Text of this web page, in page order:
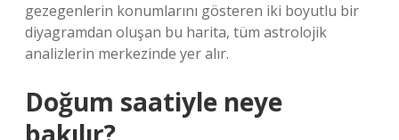
gezegenlerin konumlarını gösteren iki boyutlu bir
diyagramdan oluşan bu harita, tüm astrolojik
analizlerin merkezinde yer alır.
Doğum saatiyle neye